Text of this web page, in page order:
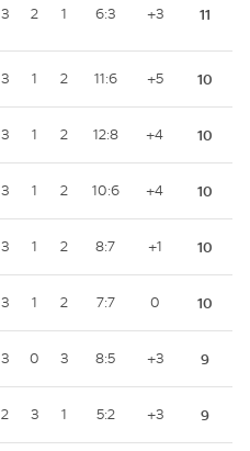
3 2 1 6:3 +3 11
3 1 2 11:6 +5 10
3 1 2 12:8 +4 10
3 1 2 10:6 +4 10
3 1 2 8:7 +1 10
3 1 2 7:7 0 10
3 0 3 8:5 +3 9
2 3 1 5:2 +3 9